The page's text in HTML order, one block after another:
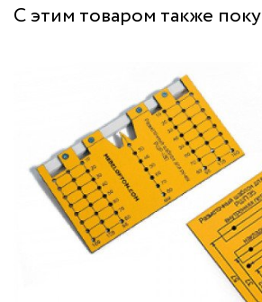
С этим товаром также